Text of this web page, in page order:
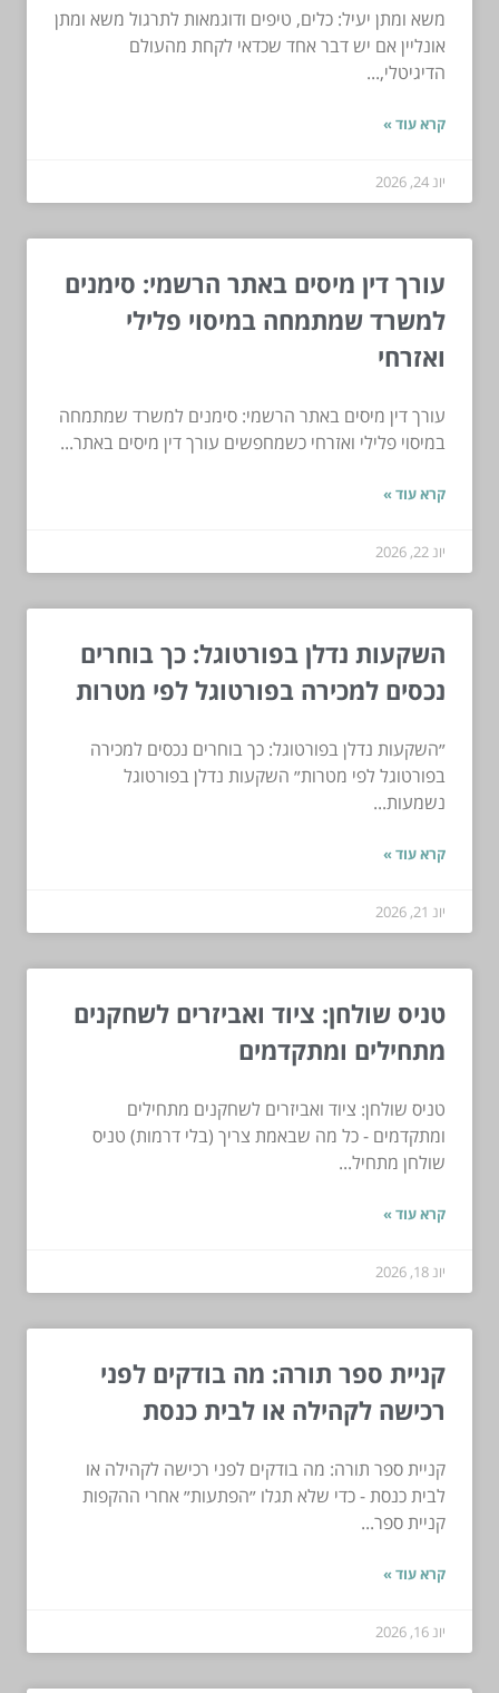
משא ומתן יעיל: כלים, טיפים ודוגמאות לתרגול משא ומתן
אונליין אם יש דבר אחד שכדאי לקחת מהעולם
הדיגיטלי,...
קרא עוד »
יונ 24, 2026
עורך דין מיסים באתר הרשמי: סימנים
למשרד שמתמחה במיסוי פלילי
ואזרחי
עורך דין מיסים באתר הרשמי: סימנים למשרד שמתמחה
במיסוי פלילי ואזרחי כשמחפשים עורך דין מיסים באתר...
קרא עוד »
יונ 22, 2026
השקעות נדלן בפורטוגל: כך בוחרים
נכסים למכירה בפורטוגל לפי מטרות
״השקעות נדלן בפורטוגל: כך בוחרים נכסים למכירה
בפורטוגל לפי מטרות״ השקעות נדלן בפורטוגל
נשמעות...
קרא עוד »
יונ 21, 2026
טניס שולחן: ציוד ואביזרים לשחקנים
מתחילים ומתקדמים
טניס שולחן: ציוד ואביזרים לשחקנים מתחילים
ומתקדמים - כל מה שבאמת צריך (בלי דרמות) טניס
שולחן מתחיל...
קרא עוד »
יונ 18, 2026
קניית ספר תורה: מה בודקים לפני
רכישה לקהילה או לבית כנסת
קניית ספר תורה: מה בודקים לפני רכישה לקהילה או
לבית כנסת - כדי שלא תגלו ״הפתעות״ אחרי ההקפות
קניית ספר...
קרא עוד »
יונ 16, 2026